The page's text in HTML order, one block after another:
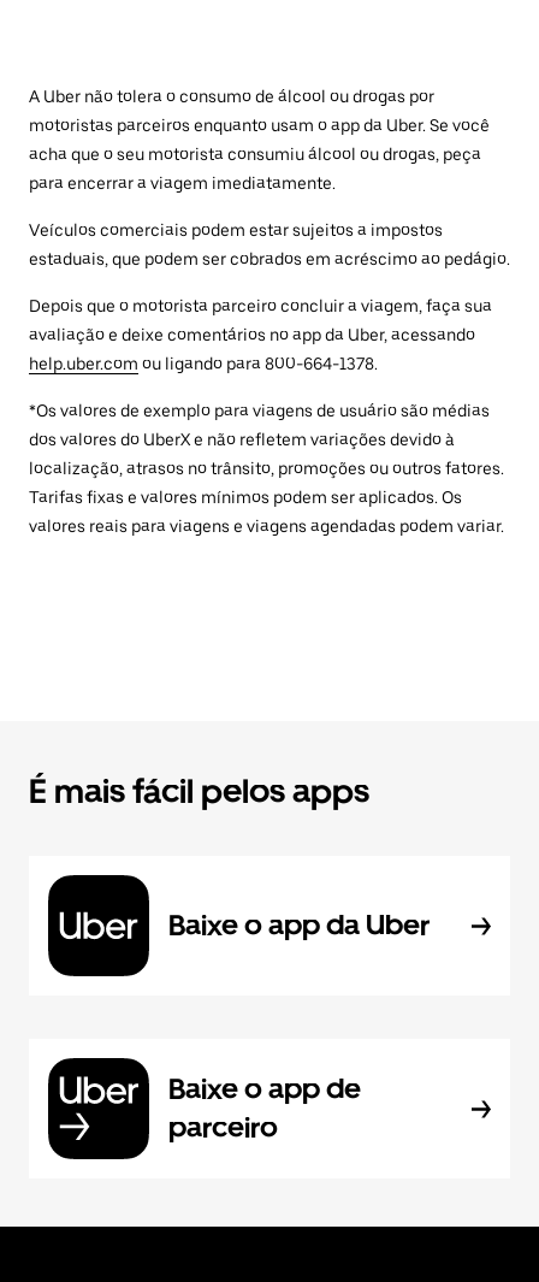
A Uber não tolera o consumo de álcool ou drogas por
motoristas parceiros enquanto usam o app da Uber. Se você
acha que o seu motorista consumiu álcool ou drogas, peça
para encerrar a viagem imediatamente.
Veículos comerciais podem estar sujeitos a impostos
estaduais, que podem ser cobrados em acréscimo ao pedágio.
Depois que o motorista parceiro concluir a viagem, faça sua
avaliação e deixe comentários no app da Uber, acessando
help.uber.com ou ligando para 800-664-1378.
*Os valores de exemplo para viagens de usuário são médias
dos valores do UberX e não refletem variações devido à
localização, atrasos no trânsito, promoções ou outros fatores.
Tarifas fixas e valores mínimos podem ser aplicados. Os
valores reais para viagens e viagens agendadas podem variar.
É mais fácil pelos apps
Baixe o app da Uber
Baixe o app de
parceiro